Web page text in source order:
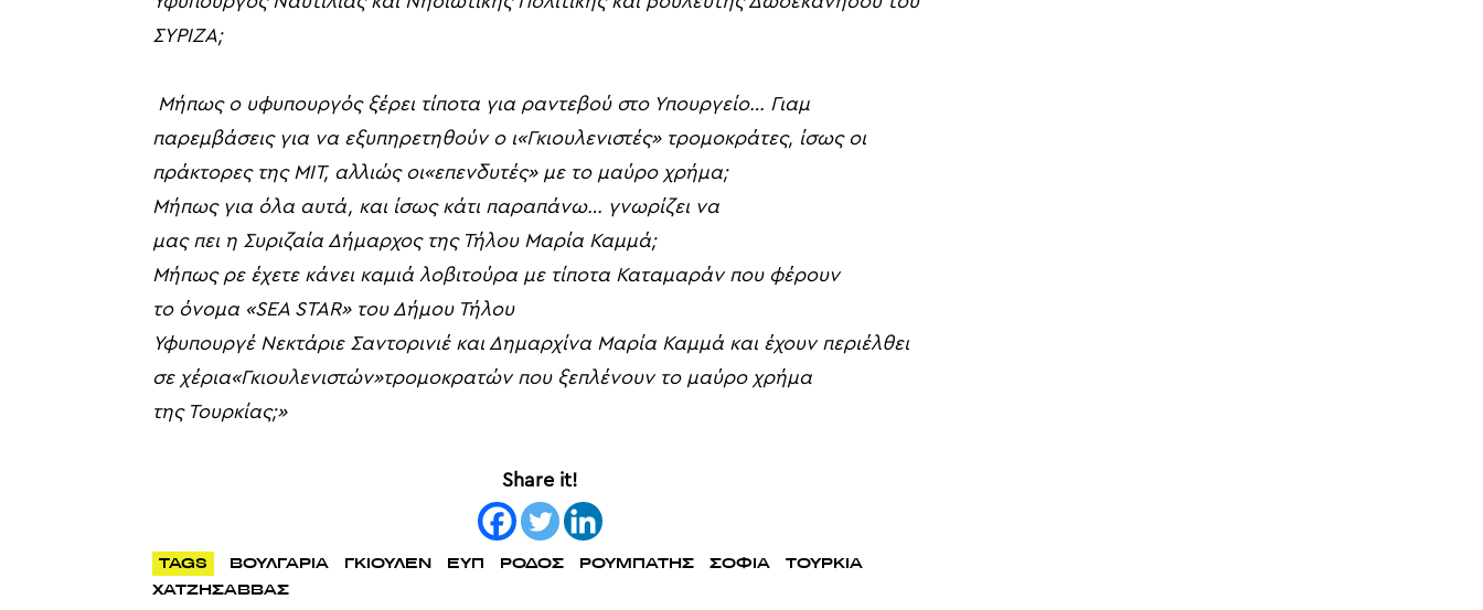
ΣΥΡΙΖΑ;
Μήπως ο υφυπουργός ξέρει τίποτα για ραντεβού στο Υπουργείο… Γιαμ
παρεμβάσειςγια να εξυπηρετηθούν ο ι«Γκιουλενιστές» τρομοκράτες, ίσως οι
πράκτορες της ΜΙΤ, αλλιώς οι«επενδυτές» με το μαύρο χρήμα;
Μήπως για όλα αυτά, και ίσως κάτι παραπάνω… γνωρίζει να
μας πει η Συριζαία Δήμαρχος της Τήλου Μαρία Καμμά;
Μήπως ρε έχετε κάνει καμιά λοβιτούρα με τίποτα Καταμαράν που φέρουν
το όνομα «SEA STAR» του Δήμου Τήλου
Υφυπουργέ Νεκτάριε Σαντορινιέ και Δημαρχίνα Μαρία Καμμά και έχουν περιέλθει
σε χέρια«Γκιουλενιστών»τρομοκρατών που ξεπλένουν το μαύρο χρήμα
της Τουρκίας;»
Share it!
TAGS ΒΟΥΛΓΑΡΙΑ ΓΚΙΟΥΛΕΝ ΕΥΠ ΡΟΔΟΣ ΡΟΥΜΠΑΤΗΣ ΣΟΦΙΑ
ΤΟΥΡΚΙΑ
ΧΑΤΖΗΣΑΒΒΑΣ